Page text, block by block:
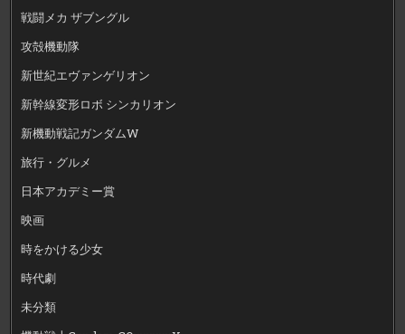
戦闘メカ ザブングル
攻殻機動隊
新世紀エヴァンゲリオン
新幹線変形ロボ シンカリオン
新機動戦記ガンダムW
旅行・グルメ
日本アカデミー賞
映画
時をかける少女
時代劇
未分類